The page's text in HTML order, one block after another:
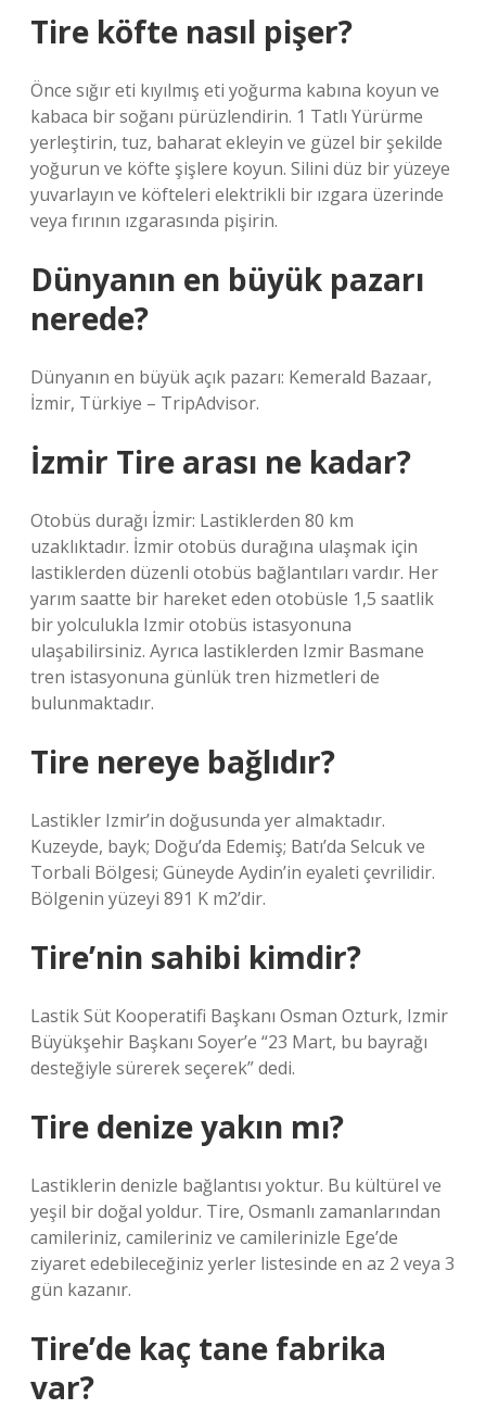
Tire köfte nasıl pişer?
Önce sığır eti kıyılmış eti yoğurma kabına koyun ve
kabaca bir soğanı pürüzlendirin. 1 Tatlı Yürürme
yerleştirin, tuz, baharat ekleyin ve güzel bir şekilde
yoğurun ve köfte şişlere koyun. Silini düz bir yüzeye
yuvarlayın ve köfteleri elektrikli bir ızgara üzerinde
veya fırının ızgarasında pişirin.
Dünyanın en büyük pazarı
nerede?
Dünyanın en büyük açık pazarı: Kemerald Bazaar,
İzmir, Türkiye – TripAdvisor.
İzmir Tire arası ne kadar?
Otobüs durağı İzmir: Lastiklerden 80 km
uzaklıktadır. İzmir otobüs durağına ulaşmak için
lastiklerden düzenli otobüs bağlantıları vardır. Her
yarım saatte bir hareket eden otobüsle 1,5 saatlik
bir yolculukla Izmir otobüs istasyonuna
ulaşabilirsiniz. Ayrıca lastiklerden Izmir Basmane
tren istasyonuna günlük tren hizmetleri de
bulunmaktadır.
Tire nereye bağlıdır?
Lastikler Izmir’in doğusunda yer almaktadır.
Kuzeyde, bayk; Doğu’da Edemiş; Batı’da Selcuk ve
Torbali Bölgesi; Güneyde Aydin’in eyaleti çevrilidir.
Bölgenin yüzeyi 891 K m2’dir.
Tire’nin sahibi kimdir?
Lastik Süt Kooperatifi Başkanı Osman Ozturk, Izmir
Büyükşehir Başkanı Soyer’e “23 Mart, bu bayrağı
desteğiyle sürerek seçerek” dedi.
Tire denize yakın mı?
Lastiklerin denizle bağlantısı yoktur. Bu kültürel ve
yeşil bir doğal yoldur. Tire, Osmanlı zamanlarından
camileriniz, camileriniz ve camilerinizle Ege’de
ziyaret edebileceğiniz yerler listesinde en az 2 veya 3
gün kazanır.
Tire’de kaç tane fabrika
var?